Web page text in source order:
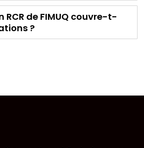
RCR de FIMUQ couvre-t-
?